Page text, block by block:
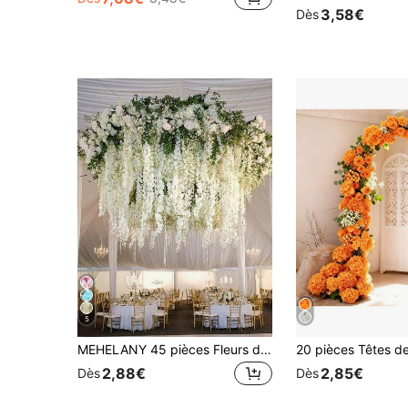
Dès3,58€
5
MEHELANY 45 pièces Fleurs de glycine blanches, Glycine artificielle, Vignes de glycine artificielle en plastique, Vignes d'hortensia, Fleurs artificielles décoratives, Guirlande de fleurs artificielles fausses, Décoration murale pour chambre, mariage, maison, fête, plafond, décoration de centre de table pour fête à la maison
Dès2,88€
Dès2,85€